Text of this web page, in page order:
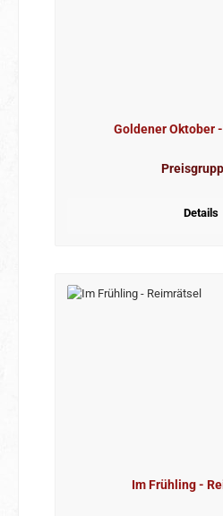
Goldener Oktober
Details
Im Frühling -